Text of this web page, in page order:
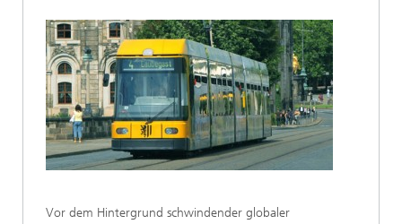
Vor dem Hintergrund schwindender globaler